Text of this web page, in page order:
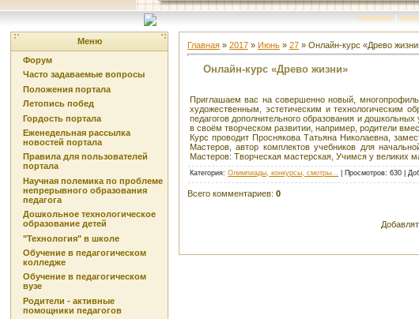
Главная |
Меню
Форум
Часто задаваемые вопросы
Положения портала
Летопись побед
Гордость портала
Еженедельная рассылка
новостей портала
Правила для пользователей
портала
Научная полемика по проблеме
непрерывного образования
педагога
Дошкольное технологическое
образование детей
"Технология" в школе
Обучение в педагогическом
колледже
Обучение в педагогическом
вузе
Родители - активные
помощники педагогов
Главная » 2017 » Июнь » 27 » Онлайн-курс «Древо
Онлайн-курс «Древо жизни»
Приглашаем вас на совершенно новый,
художественным, эстетическим и технологическим
педагогов дополнительного образования и
в своём творческом развитии, например, родители
Курс проводит Проснякова Татьяна Николаевна,
Мастеров, автор комплектов учебников для
Мастеров: Творческая мастерская, Учимся у великих
Категория: Олимпиады, конкурсы, смотры... Просмотров: 630 |
Всего комментариев: 0